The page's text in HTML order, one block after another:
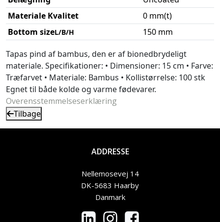
Materiale Kvalitet
0 mm(t)
Bottom sizeL/B/H 150 mm
Tapas pind af bambus, den er af bionedbrydeligt
materiale. Specifikationer: • Dimensioner: 15 cm • Farve:
Træfarvet • Materiale: Bambus • Kollistørrelse: 100 stk
Egnet til både kolde og varme fødevarer.
Overensstemmelseserklæring
Tilbage
ADDRESSE
Nellemosevej 14
DK-5683 Haarby
Danmark